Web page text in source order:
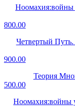
Ноомахия:войны
800.00
Четвертый
900.00
Теория
500.00
Ноомахия:войны